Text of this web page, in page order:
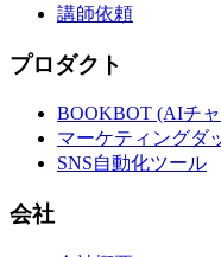
講師依頼
プロダクト
BOOKBOT (AIチ
マーケティングダ
SNS自動化ツール
会社